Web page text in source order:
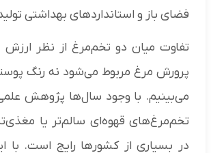
فضای باز و استانداردهای بهداشتی
تفاوت میان دو تخم‌مرغ از نظر ارزش
پرورش مرغ مربوط می‌شود نه رنگ
می‌بینیم. با وجود سال‌ها پژوهش
تخم‌مرغ‌های قهوه‌ای سالم‌تر یا
در بسیاری از کشورها رایج است. با